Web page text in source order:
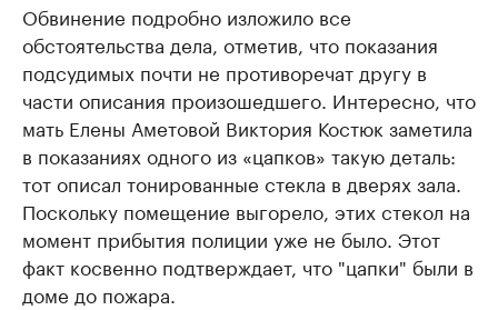
Обвинение подробно изложило все
обстоятельства дела, отметив, что показания
подсудимых почти не противоречат другу в
части описания произошедшего. Интересно, что
мать Елены Аметовой Виктория Костюк заметила
в показаниях одного из «цапков» такую деталь:
тот описал тонированные стекла в дверях зала.
Поскольку помещение выгорело, этих стекол на
момент прибытия полиции уже не было. Этот
факт косвенно подтверждает, что "цапки" были в
доме до пожара.